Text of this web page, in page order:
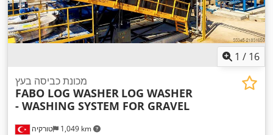
1 / 16
טורקיה 1,049 km
מכונת כביסה בעץ
FABO LOG WASHER LOG WASHER
- WASHING SYSTEM FOR GRAVEL